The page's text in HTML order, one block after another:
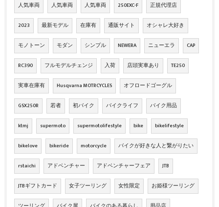
人気車両 人気車両 人気車両 250EXC-F 正規代理店
2023 最新モデル 在庫有 通販サイト オシャレ大好き
モノトーン モダン シンプル NEWERA ニューエラ CAP
RC390 フルモデルチェンジ 入荷 店頭実車あり TE250
実車在庫有 Husqvarna MOTRCYCLES オフロードゴーグル
GSX250R 若者 初バイク バイクライフ バイク用品
ktmj supermoto supermotolifestyle bike bikelifestyle
bikelove bikeride motorcycle バイクが好きな人と繋がりたい
rstaichi アドベンチャー アドベンチャーフェア JTB
JTBギフトカード 女子ツーリング 女性限定 お姫様ツーリング